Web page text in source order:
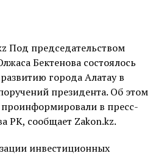
Под председательством
Бектенова состоялось
города Алатау в
президента. Об этом
в пресс-
РК, сообщает Zakon.kz.
инвестиционных